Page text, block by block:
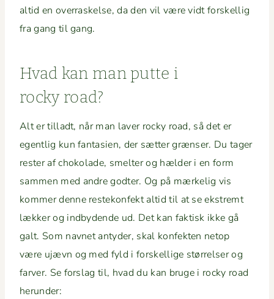
altid en over­raskelse, da den vil være vidt forskel­lig
fra gang til gang.
Hvad kan man putte i
rocky road?
Alt er tilladt, når man laver rocky road, så det er
egentlig kun fan­tasien, der sæt­ter grænser. Du tager
rester af choko­lade, smelter og hælder i en form
sam­men med andre godter. Og på mærke­lig vis
kom­mer denne restekon­fekt altid til at se ekstremt
lækker og ind­by­dende ud. Det kan fak­tisk ikke gå
galt. Som navnet anty­der, skal kon­fek­ten netop
være ujævn og med fyld i forskel­lige stør­relser og
farv­er. Se forslag til, hvad du kan bruge i rocky road
herunder: